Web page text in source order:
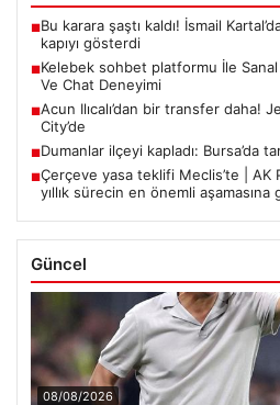
■Bu karara şaştı kaldı! İsmail
kapıyı gösterdi
■Kelebek sohbet platformu İle
Ve Chat Deneyimi
■Acun Ilıcalı’dan bir transfer daha!
City’de
■Dumanlar ilçeyi kapladı: Bursa’da
■Çerçeve yasa teklifi Meclis’te | AK
yıllık sürecin en önemli aşamasına
Güncel
08/08/2026